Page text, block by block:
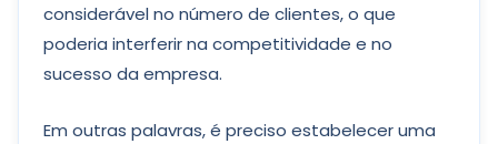
considerável no número de clientes, o que
poderia interferir na competitividade e no
sucesso da empresa.
Em outras palavras, é preciso estabelecer uma